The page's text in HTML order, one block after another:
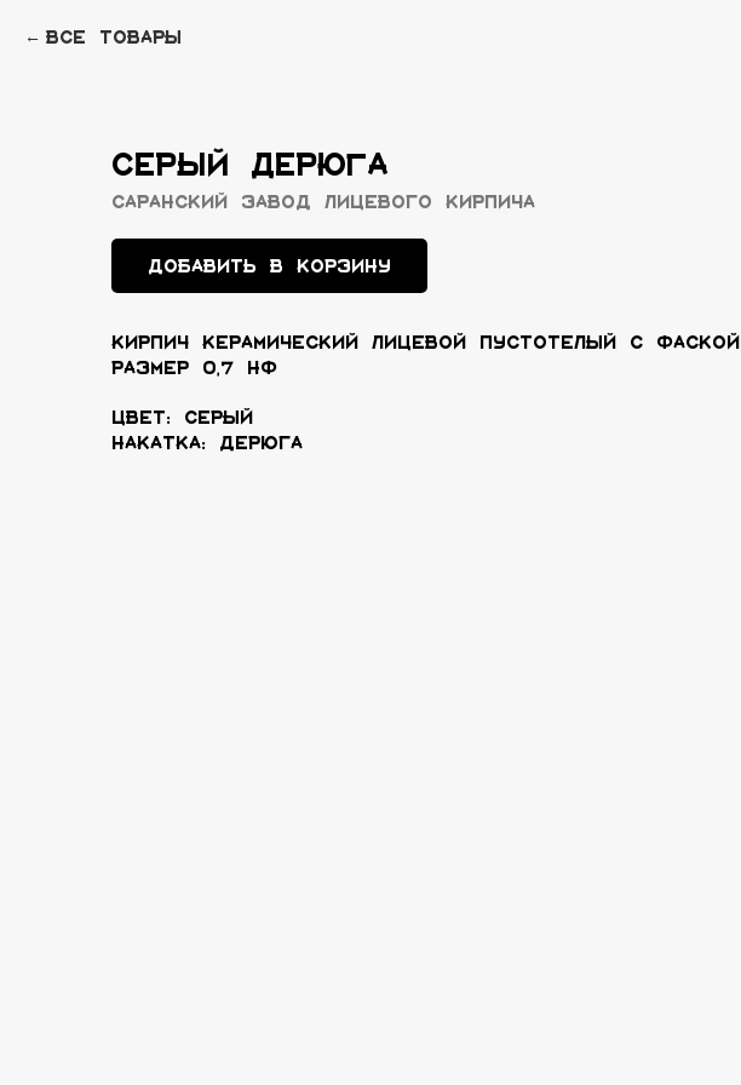
Все товары
СЕРЫЙ ДЕРЮГА
Саранский завод лицевого кирпича
Добавить в корзину
КИРПИЧ КЕРАМИЧЕСКИЙ ЛИЦЕВОЙ ПУСТОТЕЛЫЙ С ФАСКОЙ
РАЗМЕР 0,7 НФ
Цвет: Серый
Накатка: Дерюга